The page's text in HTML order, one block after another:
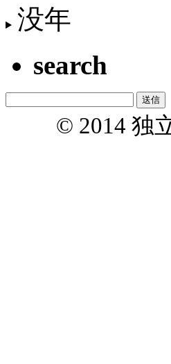
没年
search
© 2014 独